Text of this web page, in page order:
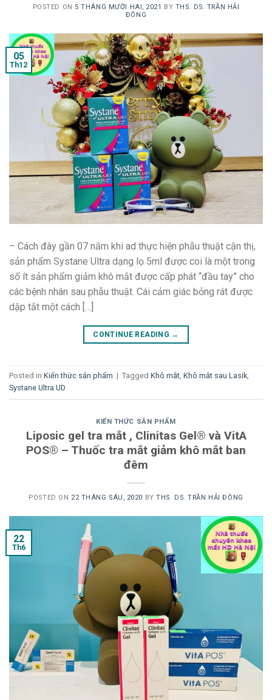
POSTED ON 5 THÁNG MƯỜI HAI, 2021 BY THS. DS. TRẦN HẢI
ĐÔNG
05
Th12
– Cách đây gần 07 năm khi ad thực hiện phẫu thuật cận thị,
sản phẩm Systane Ultra dạng lọ 5ml được coi là một trong
số ít sản phẩm giảm khô mắt được cấp phát “đầu tay” cho
các bệnh nhân sau phẫu thuật. Cái cảm giác bỏng rát được
dập tắt một cách […]
CONTINUE READING →
Posted in Kiến thức sản phẩm | Tagged Khô mắt, Khô mắt sau Lasik,
Systane Ultra UD
KIẾN THỨC SẢN PHẨM
Liposic gel tra mắt , Clinitas Gel® và VitA
POS® – Thuốc tra mắt giảm khô mắt ban
đêm
POSTED ON 22 THÁNG SÁU, 2020 BYTHS. DS. TRẦN HẢI ĐÔNG
22
Th6